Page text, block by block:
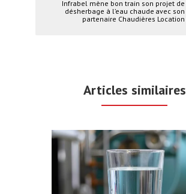
Infrabel mène bon train son projet de
désherbage à l’eau chaude avec son
partenaire Chaudières Location
Articles similaires